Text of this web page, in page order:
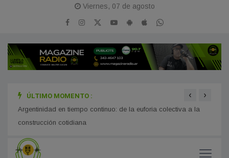
Viernes, 07 de agosto
ÚLTIMO MOMENTO :
Argentinidad en tiempo continuo: de la euforia colectiva a la
construcción cotidiana
‹ ›